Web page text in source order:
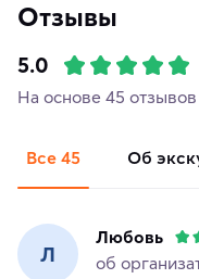
Отзывы
5.0
На основе 45 отзывов
Все 45 об
Л
Любовь
об